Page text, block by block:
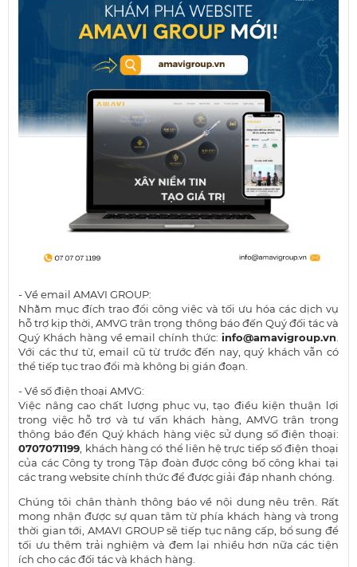
- Về email AMAVI GROUP:
Nhằm mục đích trao đổi công việc và tối ưu hóa các dịch vụ
hỗ trợ kịp thời, AMVG trân trọng thông báo đến Quý đối tác và
Quý Khách hàng về email chính thức: info@amavigroup.vn.
Với các thư từ, email cũ từ trước đến nay, quý khách vẫn có
thể tiếp tục trao đổi mà không bị gián đoạn.
- Về số điện thoại AMVG:
Việc nâng cao chất lượng phục vụ, tạo điều kiện thuận lợi
trong việc hỗ trợ và tư vấn khách hàng, AMVG trân trọng
thông báo đến Quý khách hàng việc sử dụng số điện thoại:
0707071199, khách hàng có thể liên hệ trực tiếp số điện thoại
của các Công ty trong Tập đoàn được công bố công khai tại
các trang website chính thức để được giải đáp nhanh chóng.
Chúng tôi chân thành thông báo về nội dung nêu trên. Rất
mong nhận được sự quan tâm từ phía khách hàng và trong
thời gian tới, AMAVI GROUP sẽ tiếp tục nâng cấp, bổ sung để
tối ưu thêm trải nghiệm và đem lại nhiều hơn nữa các tiện
ích cho các đối tác và khách hàng.